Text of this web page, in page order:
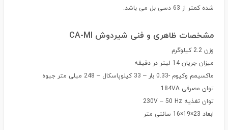
شده کمتر از 63 دسی بل می باشد.
مشخصات ظاهری و فنی شیردوش CA-MI
وزن 2.2 کیلوگرم
میزان جریان 14 لیتر در دقیقه
ماکسیمم وکیوم -0.33 بار – 33 کیلوپاسکال – 248 میلی متر جیوه
توان مصرفی 184VA
توان تغذیه 230V – 50 Hz
ابعاد 23×19×16 سانتی متر